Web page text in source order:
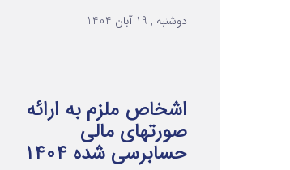
دوشنبه , 19 آبان 1404
اشخاص ملزم به ارائه
صورتهای مالی
حسابرسی شده ۱۴۰۴